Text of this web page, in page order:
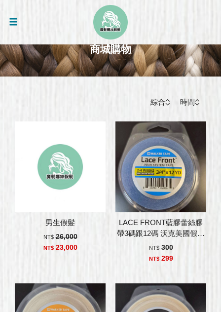
商城購物
綜合 時間
男生假髮
NT$ 26,000
NT$23,000
LACE FRONT藍膠蕾絲膠
帶3碼跟12碼 沃克美國假髮
膠帶
NT$ 300
NT$299